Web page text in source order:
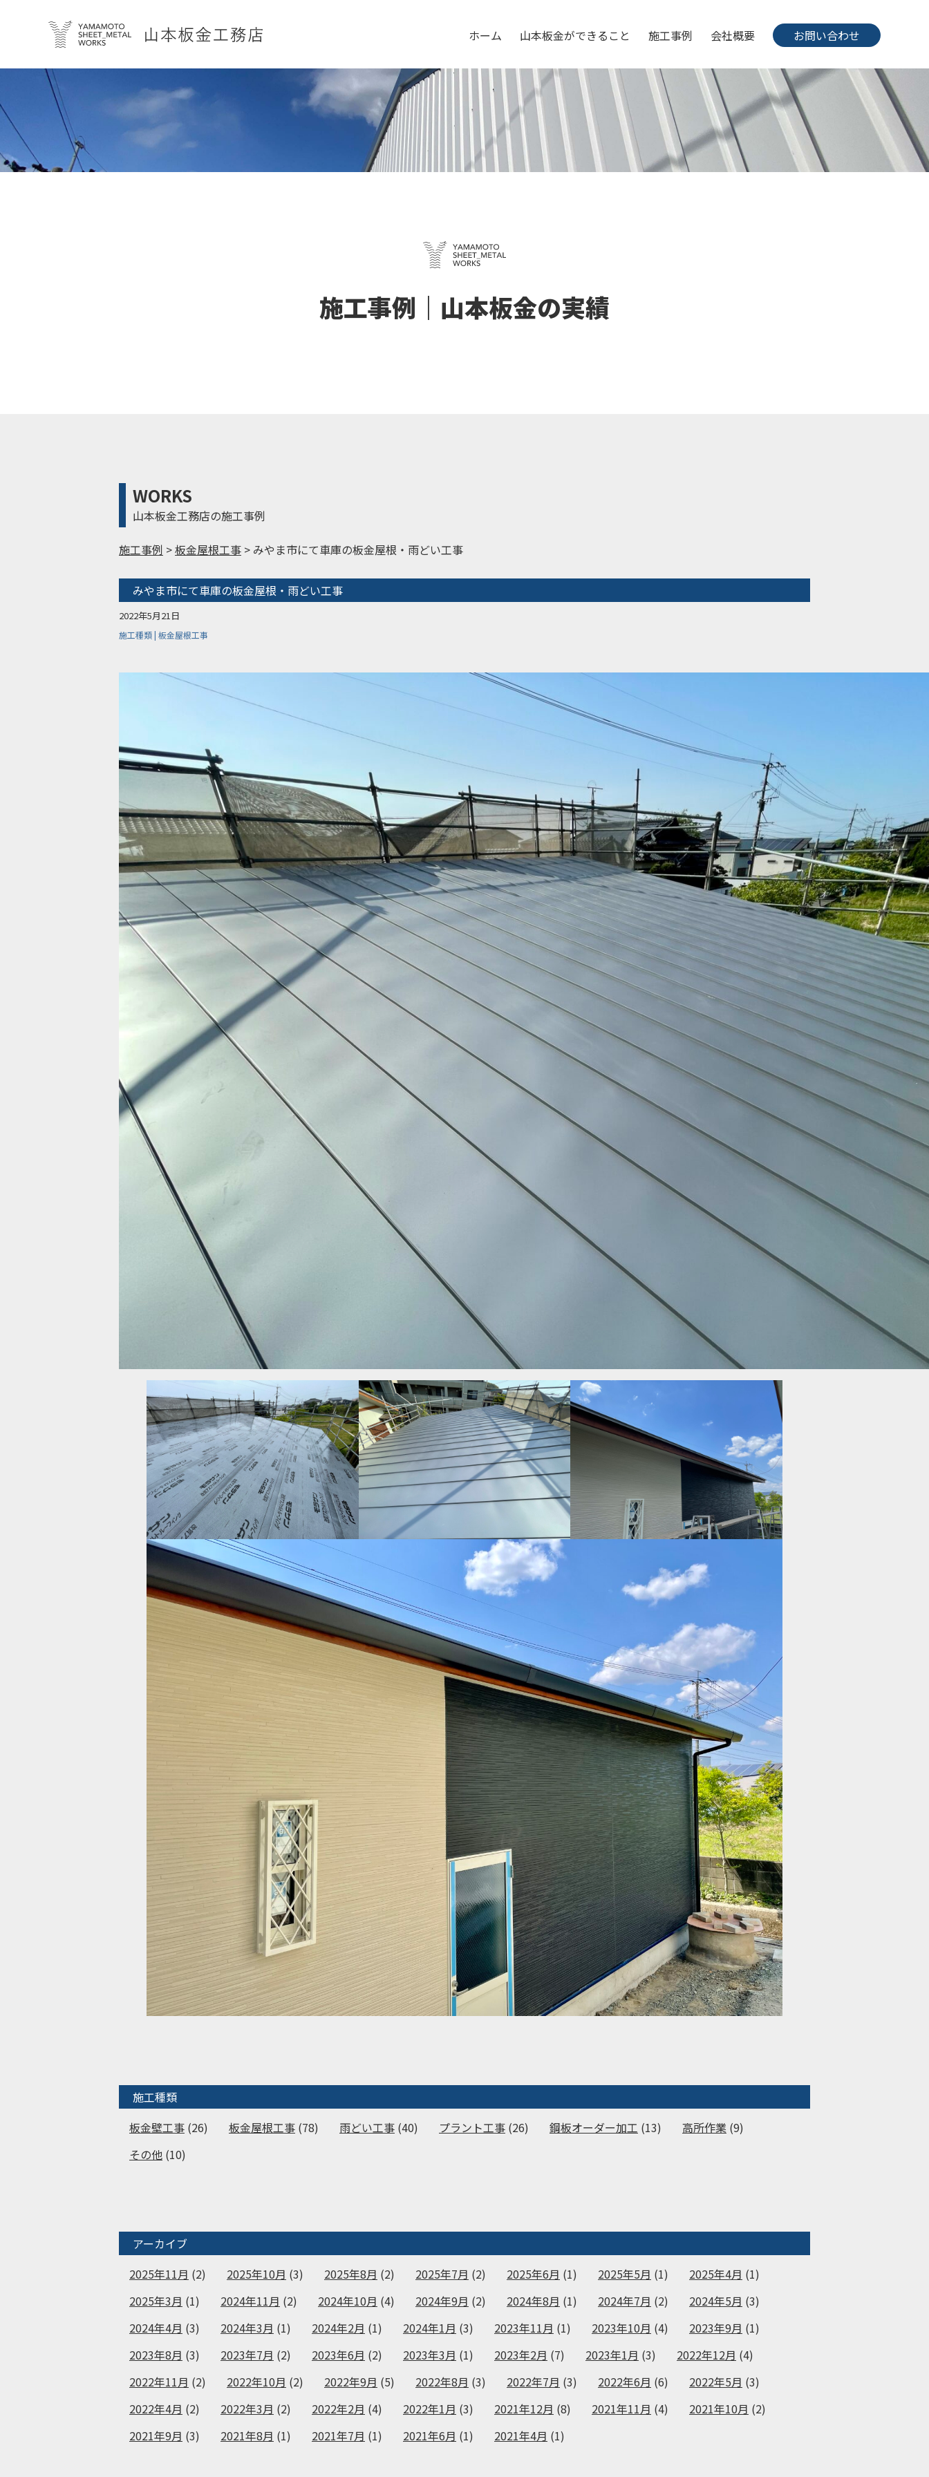
ホーム 山本板金ができること 施工事例 会社概要 お問い合わせ
施工事例｜山本板金の実績
WORKS
山本板金工務店の施工事例
施工事例 >板金屋根工事 > みやま市にて車庫の板金屋根・雨どい工事
みやま市にて車庫の板金屋根・雨どい工事
2022年5月21日
施工種類 | 板金屋根工事
施工種類
板金壁工事 (26) 板金屋根工事 (78) 雨どい工事 (40) プラント工事 (26) 鋼板オーダー加工 (13) 高所作業 (9)
その他 (10)
アーカイブ
2025年11月 (2) 2025年10月 (3) 2025年8月 (2) 2025年7月 (2) 2025年6月 (1) 2025年5月 (1) 2025年4月 (1)
2025年3月 (1) 2024年11月 (2) 2024年10月 (4) 2024年9月 (2) 2024年8月 (1) 2024年7月 (2) 2024年5月 (3)
2024年4月 (3) 2024年3月 (1) 2024年2月 (1) 2024年1月 (3) 2023年11月 (1) 2023年10月 (4) 2023年9月 (1)
2023年8月 (3) 2023年7月 (2) 2023年6月 (2) 2023年3月 (1) 2023年2月 (7) 2023年1月 (3) 2022年12月 (4)
2022年11月 (2) 2022年10月 (2) 2022年9月 (5) 2022年8月 (3) 2022年7月 (3) 2022年6月 (6) 2022年5月 (3)
2022年4月 (2) 2022年3月 (2) 2022年2月 (4) 2022年1月 (3) 2021年12月 (8) 2021年11月 (4) 2021年10月 (2)
2021年9月 (3) 2021年8月 (1) 2021年7月 (1) 2021年6月 (1) 2021年4月 (1)